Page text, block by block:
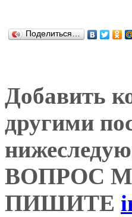
Поделиться…
Добавить
другими
ВОПРОС
ПИШИТЕ